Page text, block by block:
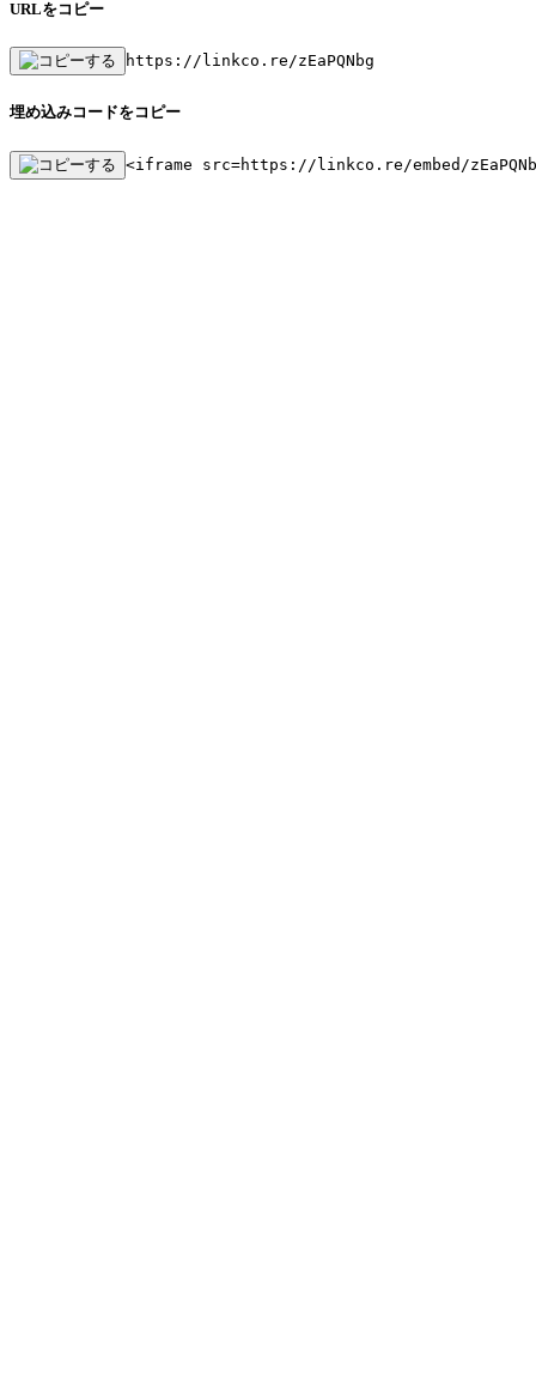
URLをコピー
https://linkco.re/zEaPQNbg
埋め込みコードをコピー
<iframe src=https://linkco.re/embed/